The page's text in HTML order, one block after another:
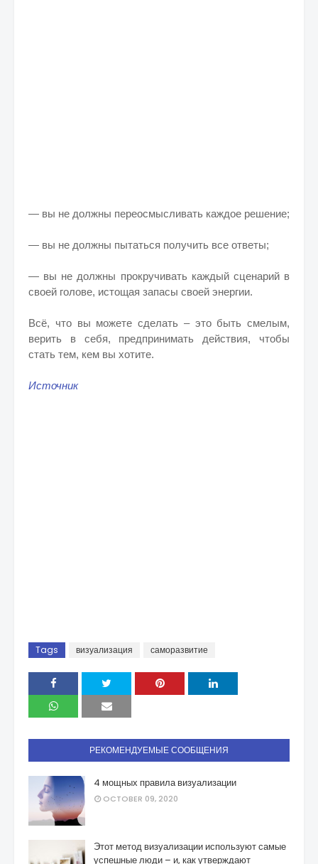
— вы не должны переосмысливать каждое решение;
— вы не должны пытаться получить все ответы;
— вы не должны прокручивать каждый сценарий в
своей голове, истощая запасы своей энергии.
Всё, что вы можете сделать – это быть смелым,
верить в себя, предпринимать действия, чтобы
стать тем, кем вы хотите.
Источник
Tags визуализация саморазвитие
РЕКОМЕНДУЕМЫЕ СООБЩЕНИЯ
4 мощных правила визуализации
OCTOBER 09, 2020
Этот метод визуализации используют самые
успешные люди – и, как утверждают